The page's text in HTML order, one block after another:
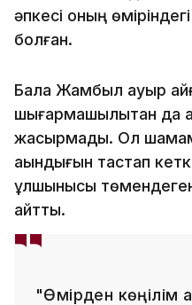
әпкесі оның
болған.
Бала Жамбыл ауыр
шығармашылықтан да
жасырмады. Ол
ақындығын тастап
құлшынысы
айтты.
"Өмірден көңілім